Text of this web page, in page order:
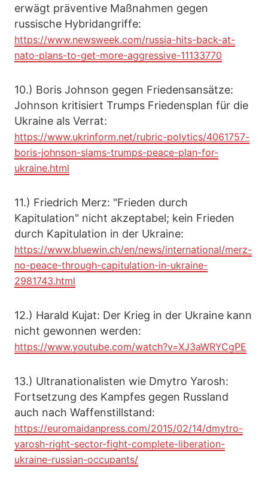
erwägt präventive Maßnahmen gegen
russische Hybridangriffe:
https://www.newsweek.com/russia-hits-back-at-
nato-plans-to-get-more-aggressive-11133770
10.) Boris Johnson gegen Friedensansätze:
Johnson kritisiert Trumps Friedensplan für die
Ukraine als Verrat:
https://www.ukrinform.net/rubric-polytics/4061757-
boris-johnson-slams-trumps-peace-plan-for-
ukraine.html
11.) Friedrich Merz: "Frieden durch
Kapitulation" nicht akzeptabel; kein Frieden
durch Kapitulation in der Ukraine:
https://www.bluewin.ch/en/news/international/merz-
no-peace-through-capitulation-in-ukraine-
2981743.html
12.) Harald Kujat: Der Krieg in der Ukraine kann
nicht gewonnen werden:
https://www.youtube.com/watch?v=XJ3aWRYCgPE
13.) Ultranationalisten wie Dmytro Yarosh:
Fortsetzung des Kampfes gegen Russland
auch nach Waffenstillstand:
https://euromaidanpress.com/2015/02/14/dmytro-
yarosh-right-sector-fight-complete-liberation-
ukraine-russian-occupants/